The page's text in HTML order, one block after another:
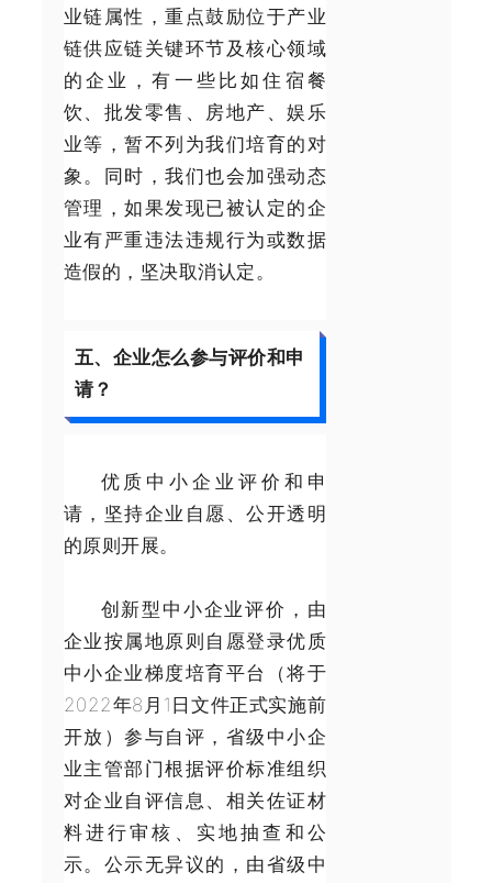
业链属性，重点鼓励位于产业
链供应链关键环节及核心领域
的企业，有一些比如住宿餐
饮、批发零售、房地产、娱乐
业等，暂不列为我们培育的对
象。同时，我们也会加强动态
管理，如果发现已被认定的企
业有严重违法违规行为或数据
造假的，坚决取消认定。
五、企业怎么参与评价和申
请？
优质中小企业评价和申
请，坚持企业自愿、公开透明
的原则开展。
创新型中小企业评价，由
企业按属地原则自愿登录优质
中小企业梯度培育平台（将于
2022年8月1日文件正式实施前
开放）参与自评，省级中小企
业主管部门根据评价标准组织
对企业自评信息、相关佐证材
料进行审核、实地抽查和公
示。公示无异议的，由省级中